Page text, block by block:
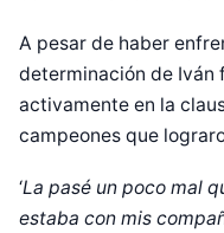
A pesar de haber
determinación de
activamente en la
campeones que
‘La pasé un poco mal
estaba con mis